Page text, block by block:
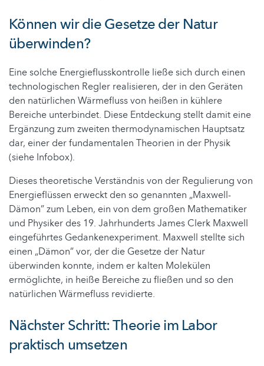
Können wir die Gesetze der Natur
überwinden?
Eine solche Energieflusskontrolle ließe sich durch einen
technologischen Regler realisieren, der in den Geräten
den natürlichen Wärmefluss von heißen in kühlere
Bereiche unterbindet. Diese Entdeckung stellt damit eine
Ergänzung zum zweiten thermodynamischen Hauptsatz
dar, einer der fundamentalen Theorien in der Physik
(siehe Infobox).
Dieses theoretische Verständnis von der Regulierung von
Energieflüssen erweckt den so genannten „Maxwell-
Dämon” zum Leben, ein von dem großen Mathematiker
und Physiker des 19. Jahrhunderts James Clerk Maxwell
eingeführtes Gedankenexperiment. Maxwell stellte sich
einen „Dämon” vor, der die Gesetze der Natur
überwinden konnte, indem er kalten Molekülen
ermöglichte, in heiße Bereiche zu fließen und so den
natürlichen Wärmefluss revidierte.
Nächster Schritt: Theorie im Labor
praktisch umsetzen